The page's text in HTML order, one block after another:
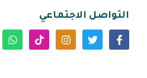
التواصل الاجتماعي